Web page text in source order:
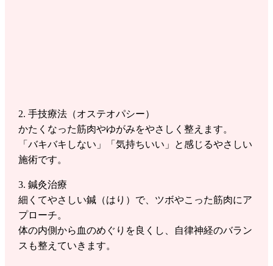
2. 手技療法（オステオパシー）
かたくなった筋肉やゆがみをやさしく整えます。
「バキバキしない」「気持ちいい」と感じるやさしい
施術です。
3. 鍼灸治療
細くてやさしい鍼（はり）で、ツボやこった筋肉にア
プローチ。
体の内側から血のめぐりを良くし、自律神経のバラン
スも整えていきます。